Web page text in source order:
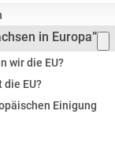
in Europa”
wir die EU?
EU?
Einigung